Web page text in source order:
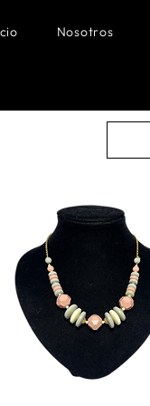
Nosotros